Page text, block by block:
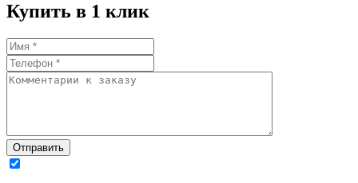
Купить в 1 клик
Отправить